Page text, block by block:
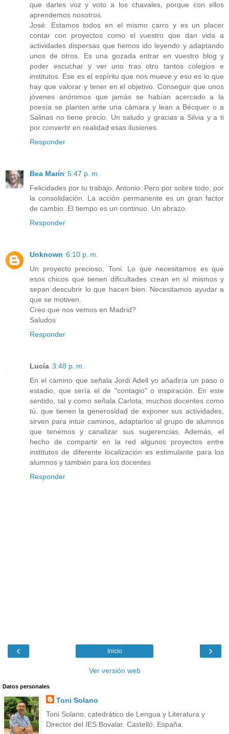
que darles voz y voto a los chavales, porque con ellos
aprendemos nosotros.
José: Estamos todos en el mismo carro y es un placer
contar con proyectos como el vuestro que dan vida a
actividades dispersas que hemos ido leyendo y adaptando
unos de otros. Es una gozada entrar en vuestro blog y
poder escuchar y ver uno tras otro tantos colegios e
institutos. Ese es el espíritu que nos mueve y eso es lo que
hay que valorar y tener en el objetivo. Conseguir que unos
jóvenes anónimos que jamás se habían acercado a la
poesía se planten ante una cámara y lean a Bécquer o a
Salinas no tiene precio. Un saludo y gracias a Silvia y a ti
por convertir en realidad esas ilusiones.
Responder
Bea Marín 5:47 p. m.
Felicidades por tu trabajo, Antonio. Pero por sobre todo, por
la consolidación. La acción permanente es un gran factor
de cambio. El tiempo es un continuo. Un abrazo.
Responder
Unknown 6:10 p. m.
Un proyecto precioso, Toni. Lo que necesitamos es que
esos chicos que tienen dificultades crean en sí mismos y
sepan descubrir lo que hacen bien. Necesitamos ayudar a
que se motiven.
Creo que nos vemos en Madrid?
Saludos
Responder
Lucía 3:48 p. m.
En el camino que señala Jordi Adell yo añadiría un paso o
estadio, que sería el de "contagio" o inspiración. En este
sentido, tal y como señala Carlota, muchos docentes como
tú, que tienen la generosidad de exponer sus actividades,
sirven para intuir caminos, adaptarlos al grupo de alumnos
que tenemos y canalizar sus sugerencias. Además, el
hecho de compartir en la red algunos proyectos entre
institutos de diferente localización es estimulante para los
alumnos y también para los docentes
Responder
‹ ›
Inicio
Ver versión web
Datos personales
Toni Solano
Toni Solano, catedrático de Lengua y Literatura y
Director del IES Bovalar. Castelló, España.